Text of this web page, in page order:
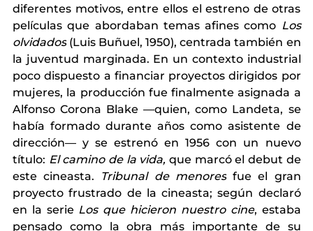
diferentes motivos, entre ellos el estreno de otras
películas que abordaban temas afines como Los
olvidados (Luis Buñuel, 1950), centrada también en
la juventud marginada. En un contexto industrial
poco dispuesto a financiar proyectos dirigidos por
mujeres, la producción fue finalmente asignada a
Alfonso Corona Blake —quien, como Landeta, se
había formado durante años como asistente de
dirección— y se estrenó en 1956 con un nuevo
título: El camino de la vida, que marcó el debut de
este cineasta. Tribunal de menores fue el gran
proyecto frustrado de la cineasta; según declaró
en la serie Los que hicieron nuestro cine, estaba
pensado como la obra más importante de su